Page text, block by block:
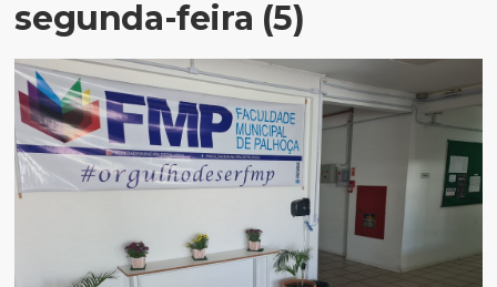
segunda-feira (5)